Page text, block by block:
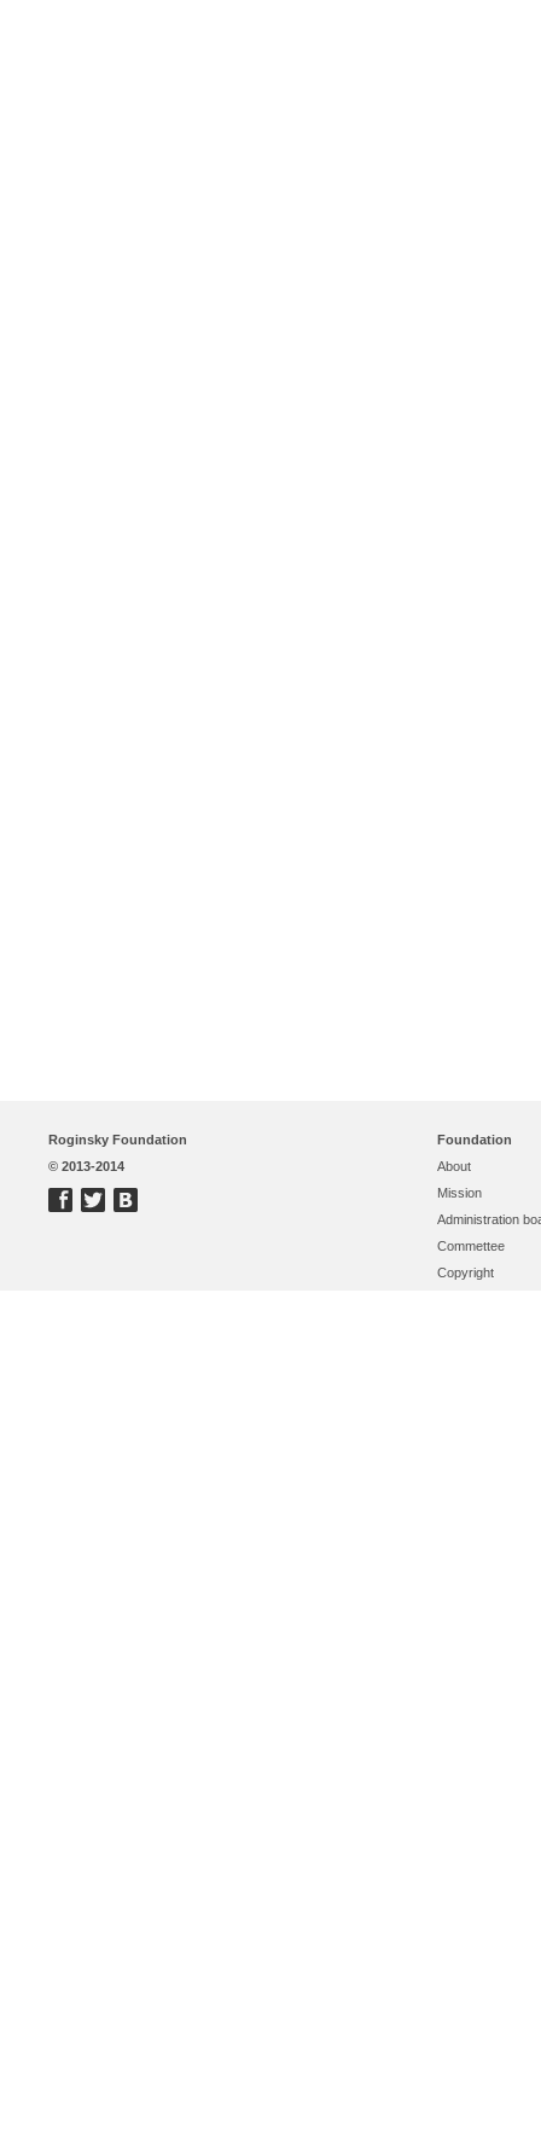
Roginsky Foundation
© 2013-2014
Foundation
About
Mission
Administration
Commettee
Copyright